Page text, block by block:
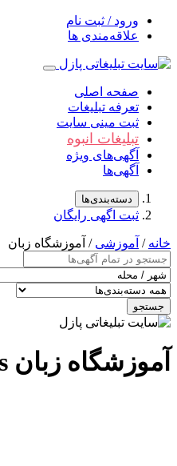
ورود / ثبت نام
علاقه‌مندی ها
صفحه اصلی
تعرفه تبلیغات
ثبت مینی سایت
تبلیغات انبوه
آگهی‌های ویژه
آگهی‌ها
دسته‌بندی‌ها
ثبت اگهی رایگان
خانه / آموزشی / آموزشگاه زبان
جستجو
آموزشگاه زبان Archives - پازل